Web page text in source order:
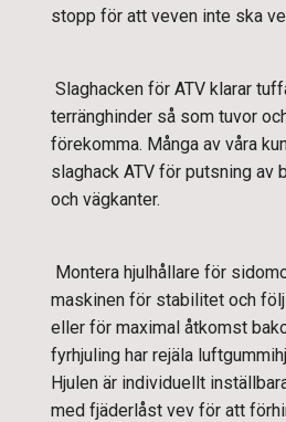
stopp för att veven inte ska
Slaghacken för ATV klarar
terränghinder så som tuvor
förekomma. Många av våra
slaghack ATV för putsning av
och vägkanter.
Montera hjulhållare för
maskinen för stabilitet och
eller för maximal åtkomst
fyrhjuling har rejäla
Hjulen är individuellt
med fjäderlåst vev för att